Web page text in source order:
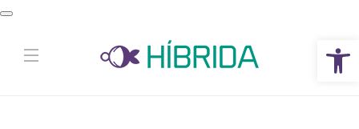
Abrir a barra de ferramentas